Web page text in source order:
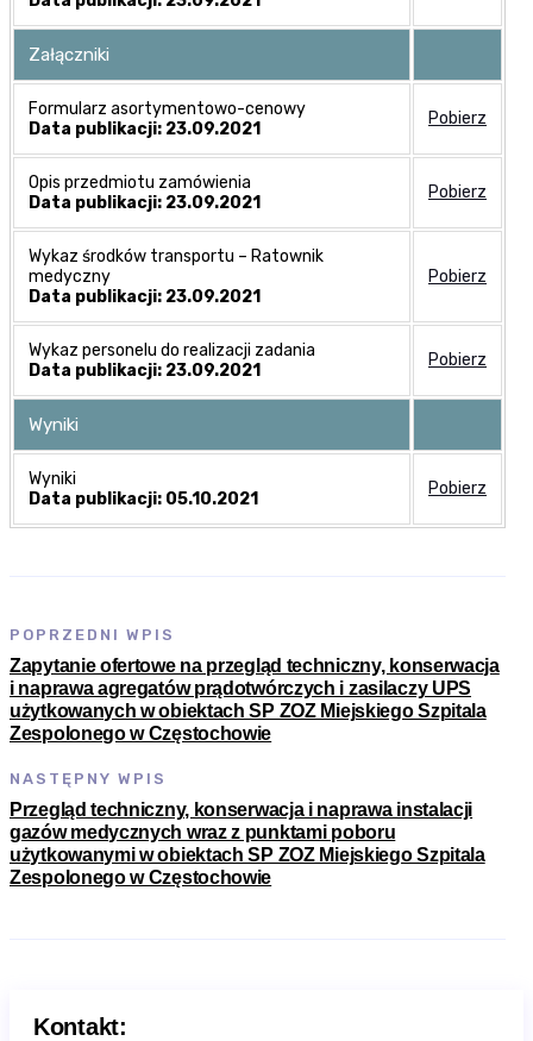
Załączniki
Formularz asortymentowo-cenowy
Data publikacji: 23.09.2021
Pobierz
Opis przedmiotu zamówienia
Data publikacji: 23.09.2021
Pobierz
Wykaz środków transportu – Ratownik
medyczny
Data publikacji: 23.09.2021
Pobierz
Wykaz personelu do realizacji zadania
Data publikacji: 23.09.2021
Pobierz
Wyniki
Wyniki
Data publikacji: 05.10.2021
Pobierz
POPRZEDNI WPIS
Zapytanie ofertowe na przegląd techniczny, konserwacja
i naprawa agregatów prądotwórczych i zasilaczy UPS
użytkowanych w obiektach SP ZOZ Miejskiego Szpitala
Zespolonego w Częstochowie
NASTĘPNY WPIS
Przegląd techniczny, konserwacja i naprawa instalacji
gazów medycznych wraz z punktami poboru
użytkowanymi w obiektach SP ZOZ Miejskiego Szpitala
Zespolonego w Częstochowie
Kontakt: